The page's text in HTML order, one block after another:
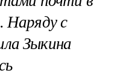
Наряду с
Зыкина